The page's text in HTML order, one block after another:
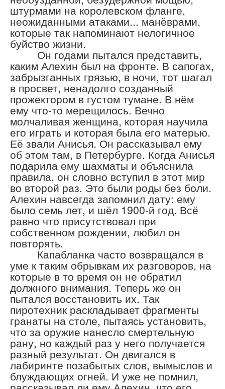
штурмами на королевском фланге,
неожиданными атаками... манёврами,
которые так напоминают нелогичное
буйство жизни.
Он годами пытался представить,
каким Алехин был на фронте. В сапогах,
забрызганных грязью, в ночи, тот шагал
в просвет, ненадолго созданный
прожектором в густом тумане. В нём
ему что-то мерещилось. Вечно
молчаливая женщина, которая научила
его играть и которая была его матерью.
Её звали Анисья. Он рассказывал ему
об этом там, в Петербурге. Когда Анисья
подарила ему шахматы и объяснила
правила, он словно вступил в этот мир
во второй раз. Это были роды без боли.
Алехин навсегда запомнил дату: ему
было семь лет, и шёл 1900-й год. Всё
равно что присутствовал при
собственном рождении, любил он
повторять.
Капабланка часто возвращался в
уме к таким обрывкам их разговоров, на
которые в то время он не обратил
должного внимания. Теперь же он
пытался восстановить их. Так
пиротехник раскладывает фрагменты
гранаты на столе, пытаясь установить,
что за оружие нанесло смертельную
рану, но каждый раз у него получается
разный результат. Он двигался в
лабиринте позабытых слов, вымыслов и
блуждающих огней. И уже не помнил,